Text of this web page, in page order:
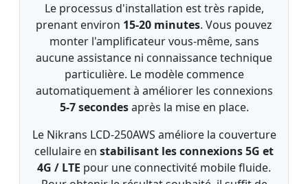
Le processus d'installation est très rapide,
prenant environ 15-20 minutes. Vous pouvez
monter l'amplificateur vous-même, sans
aucune assistance ni connaissance technique
particulière. Le modèle commence
automatiquement à améliorer les connexions
5-7 secondesaprès la mise en place.
Le Nikrans LCD-250AWS améliore la couverture
cellulaire en stabilisant les connexions 5G et
4G / LTE pour une connectivité mobile fluide.